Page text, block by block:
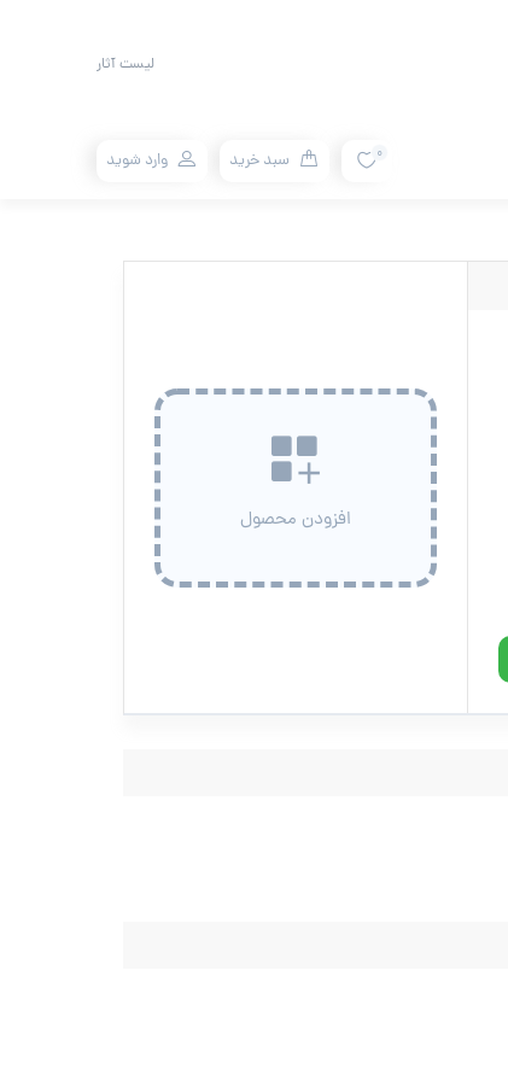
لیست آثار
0 سبد خرید وارد شوید
افزودن محصول